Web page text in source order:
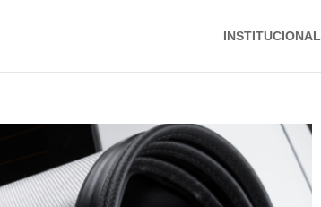
INSTITUCIONAL